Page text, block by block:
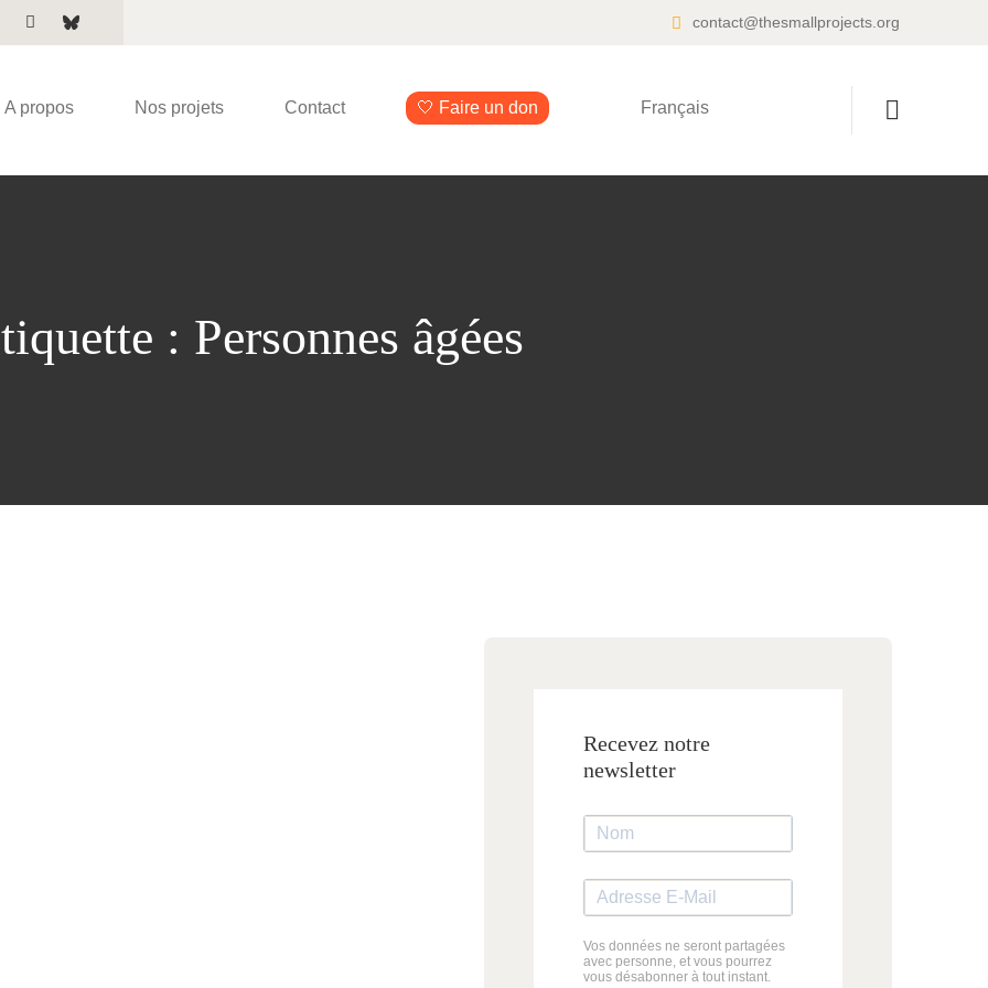
contact@thesmallprojects.org
A propos Nos projets Contact 🤍 Faire un don Français
: Personnes âgées
Recevez notre
newsletter
Vos données ne seront partagées
avec personne, et vous pourrez
vous désabonner à tout instant.